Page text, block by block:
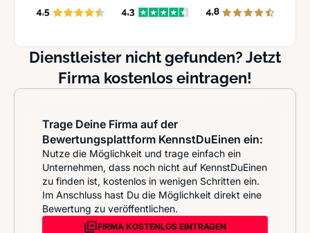
Dienstleister nicht gefunden? Jetzt
Firma kostenlos eintragen!
Trage Deine Firma auf der
Bewertungsplattform KennstDuEinen ein:
Nutze die Möglichkeit und trage einfach ein
Unternehmen, dass noch nicht auf KennstDuEinen
zu finden ist, kostenlos in wenigen Schritten ein.
Im Anschluss hast Du die Möglichkeit direkt eine
Bewertung zu veröffentlichen.
FIRMA KOSTENLOS EINTRAGEN